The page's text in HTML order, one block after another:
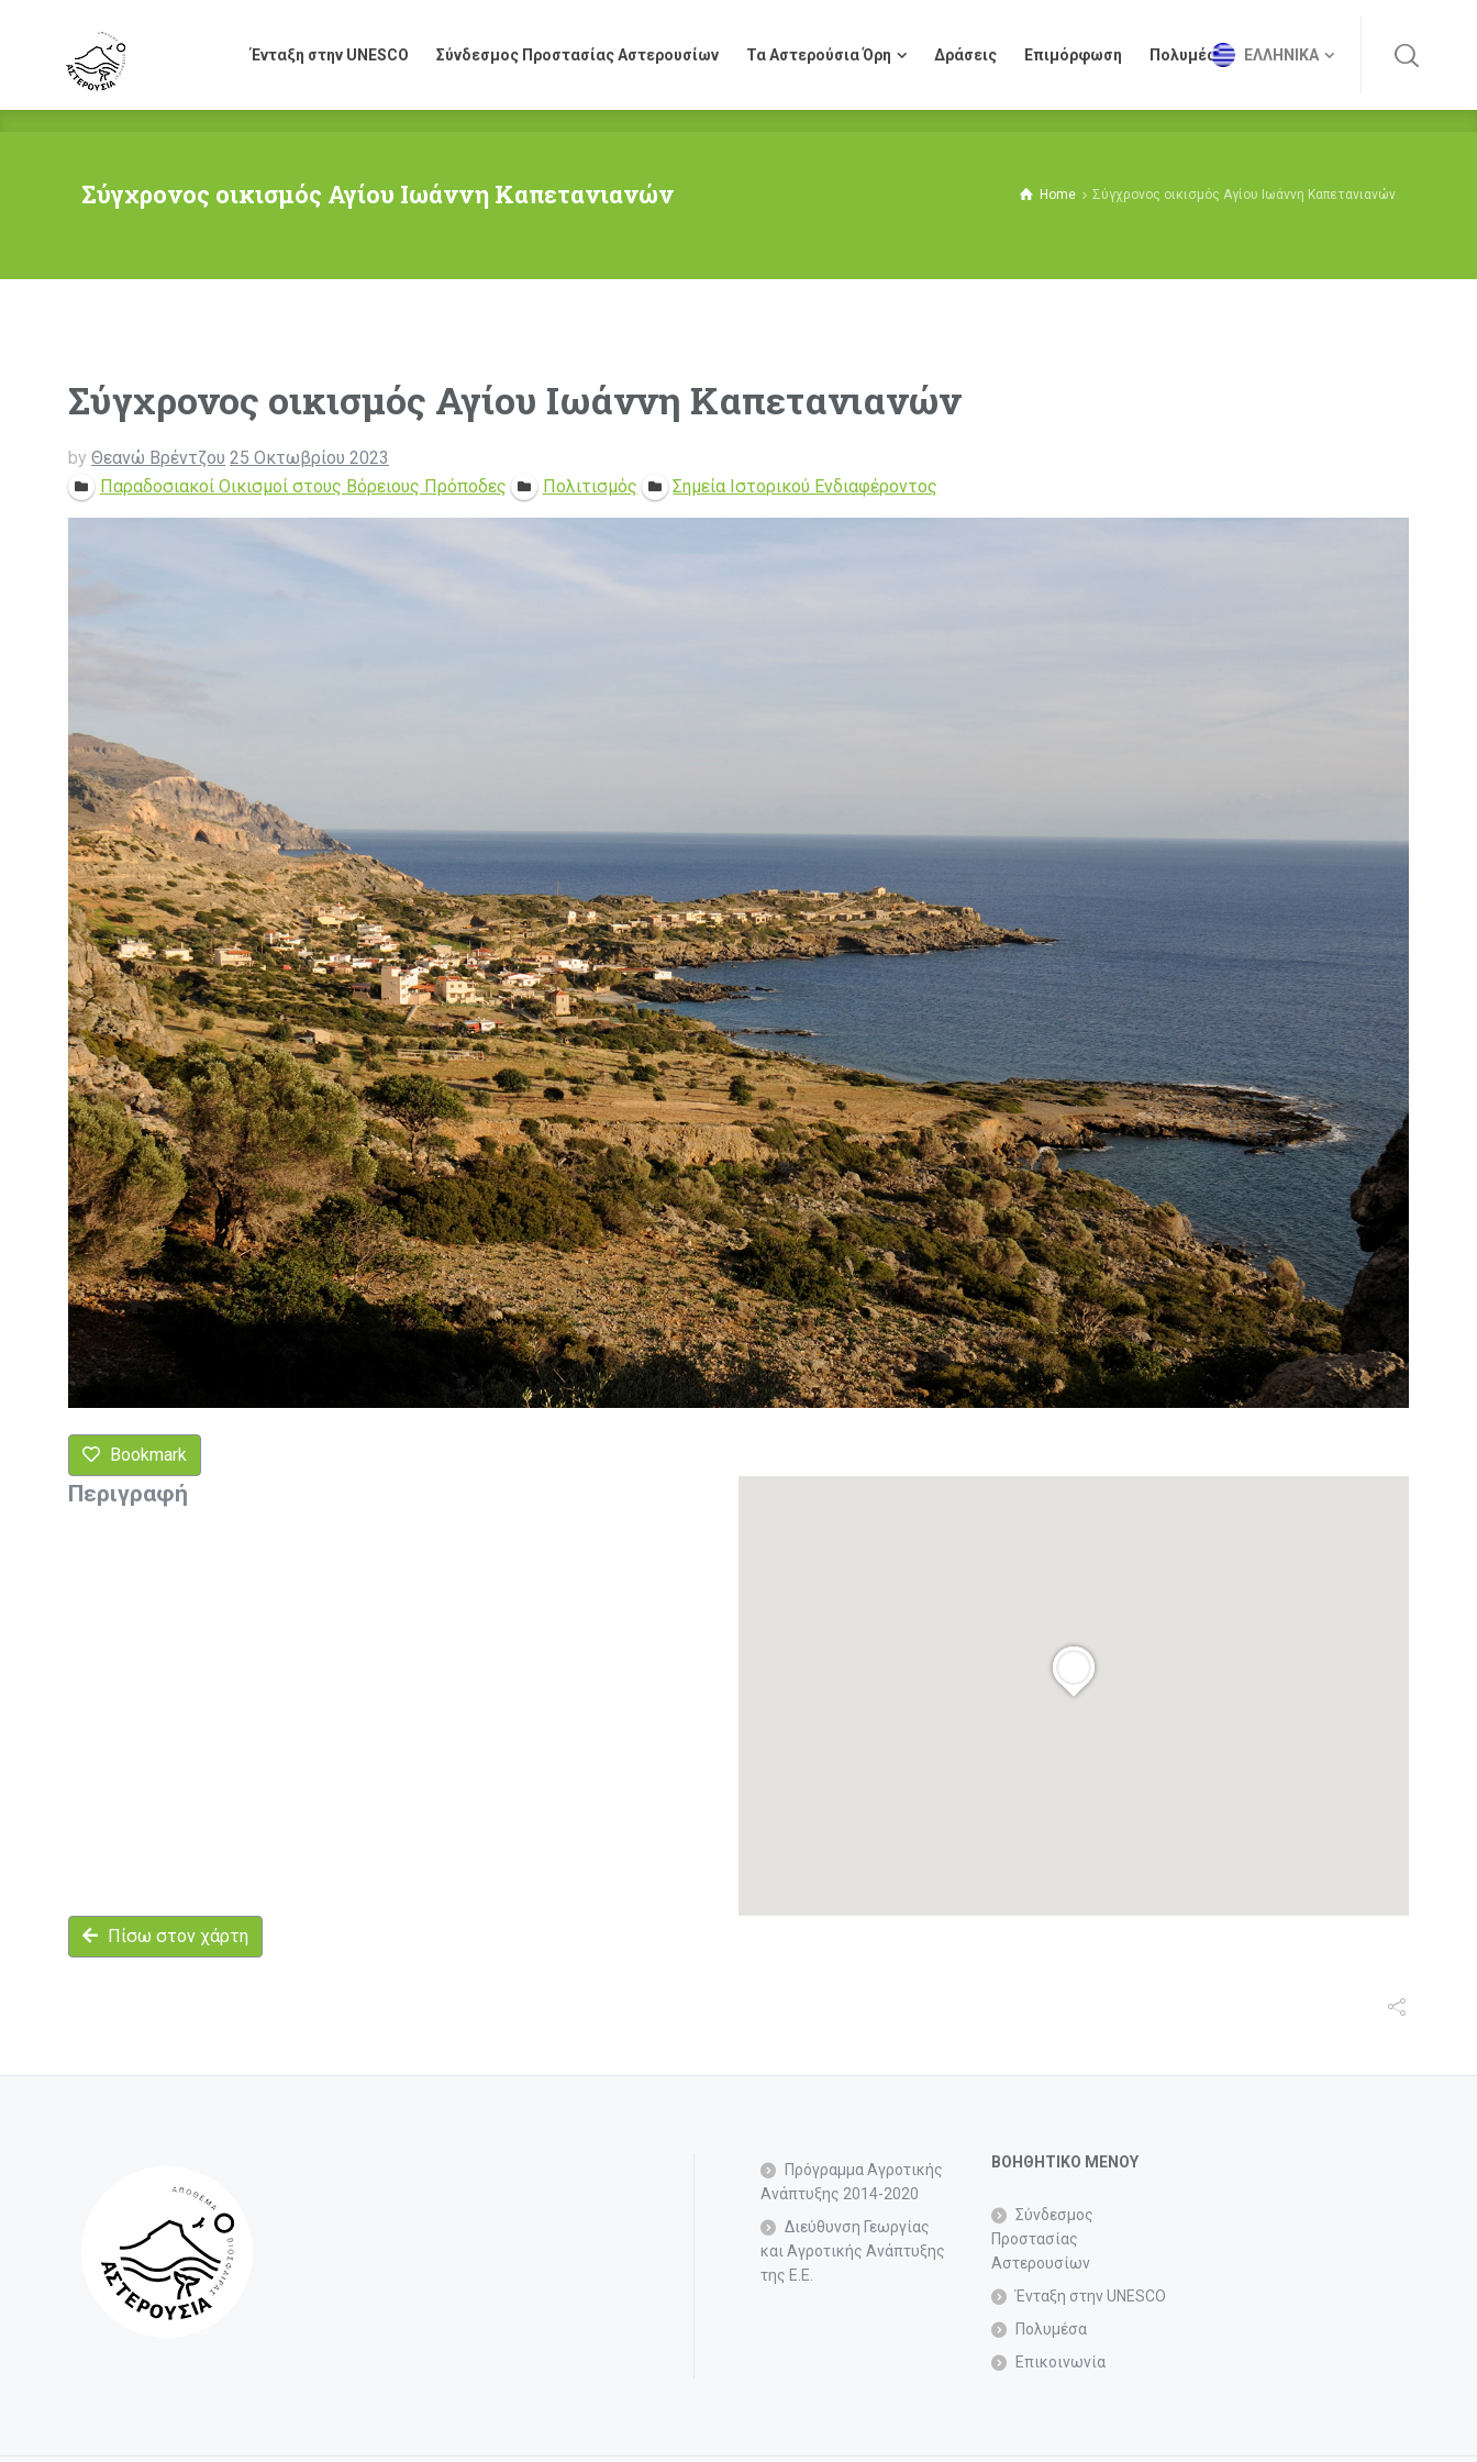
Ένταξη στην UNESCO Σύνδεσμος Προστασίας Αστερουσίων Τα Αστερούσια Όρη Δράσεις Επιμόρφωση Πολυμέσα ΕΛΛΗΝΙΚΆ
Σύγχρονος οικισμός Αγίου Ιωάννη Καπετανιανών Home Σύγχρονος οικισμός Αγίου Ιωάννη Καπετανιανών
Σύγχρονος οικισμός Αγίου Ιωάννη Καπετανιανών
by Θεανώ Βρέντζου 25 Οκτωβρίου 2023
Παραδοσιακοί Οικισμοί στους Βόρειους Πρόποδες
Πολιτισμός Σημεία Ιστορικού Ενδιαφέροντος
Bookmark
Περιγραφή
Πίσω στον χάρτη
Πρόγραμμα Αγροτικής
Ανάπτυξης 2014-2020
Διεύθυνση Γεωργίας
και Αγροτικής Ανάπτυξης
της Ε.Ε.
ΒΟΗΘΗΤΙΚΟ ΜΕΝΟΥ
Σύνδεσμος
Προστασίας
Αστερουσίων
Ένταξη στην UNESCO
Πολυμέσα
Επικοινωνία